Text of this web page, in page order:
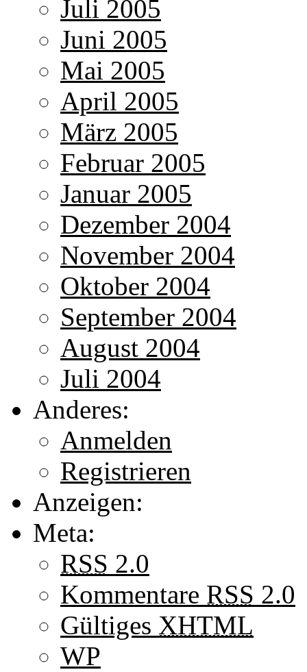
Juli 2005
Juni 2005
Mai 2005
April 2005
März 2005
Februar 2005
Januar 2005
Dezember 2004
November 2004
Oktober 2004
September 2004
August 2004
Juli 2004
Anderes:
Anmelden
Registrieren
Anzeigen:
Meta:
RSS 2.0
Kommentare RSS 2.0
Gültiges XHTML
WP